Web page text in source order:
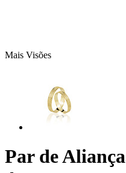
Mais Visões
Par de